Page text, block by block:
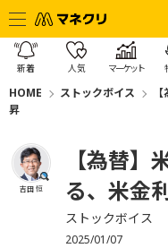
新着 人気 マーケット
HOME ストックボイス
昇
吉田 恒
【為替
る、米金
ストックボイス
2025/01/07